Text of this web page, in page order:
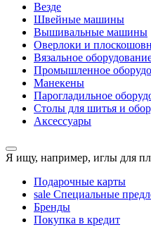
Везде
Швейные машины
Вышивальные машины
Оверлоки и
Вязальное
Промышленное
Манекены
Парогладильное
Столы для шитья и
Аксессуары
Я ищу, например, иглы для
Подарочные карты
sale Специальные
Бренды
Покупка в кредит